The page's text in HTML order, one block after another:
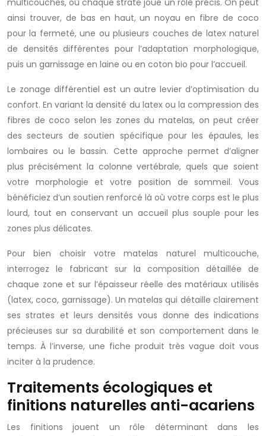
multicouches, où chaque strate joue un rôle précis. On peut
ainsi trouver, de bas en haut, un noyau en fibre de coco
pour la fermeté, une ou plusieurs couches de latex naturel
de densités différentes pour l’adaptation morphologique,
puis un garnissage en laine ou en coton bio pour l’accueil.
Le zonage différentiel est un autre levier d’optimisation du
confort. En variant la densité du latex ou la compression des
fibres de coco selon les zones du matelas, on peut créer
des secteurs de soutien spécifique pour les épaules, les
lombaires ou le bassin. Cette approche permet d’aligner
plus précisément la colonne vertébrale, quels que soient
votre morphologie et votre position de sommeil. Vous
bénéficiez d’un soutien renforcé là où votre corps est le plus
lourd, tout en conservant un accueil plus souple pour les
zones plus délicates.
Pour bien choisir votre matelas naturel multicouche,
interrogez le fabricant sur la composition détaillée de
chaque zone et sur l’épaisseur réelle des matériaux utilisés
(latex, coco, garnissage). Un matelas qui détaille clairement
ses strates et leurs densités vous donne des indications
précieuses sur sa durabilité et son comportement dans le
temps. À l’inverse, une fiche produit très vague doit vous
inciter à la prudence.
Traitements écologiques et
finitions naturelles anti-acariens
Les finitions jouent un rôle déterminant dans les